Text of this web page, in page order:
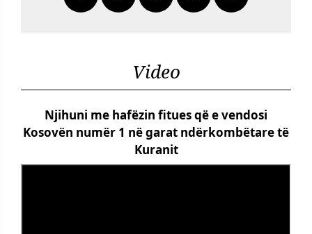
Video
Njihuni me hafëzin fitues që e vendosi
Kosovën numër 1 në garat ndërkombëtare të
Kuranit